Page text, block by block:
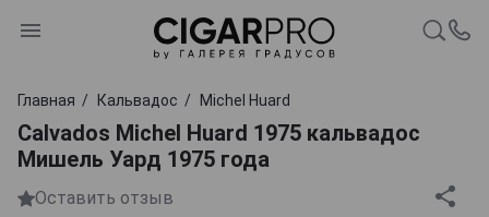
Главная Кальвадос Michel Huard
Calvados Michel Huard 1975 кальвадос
Мишель Уард 1975 года
Оставить отзыв